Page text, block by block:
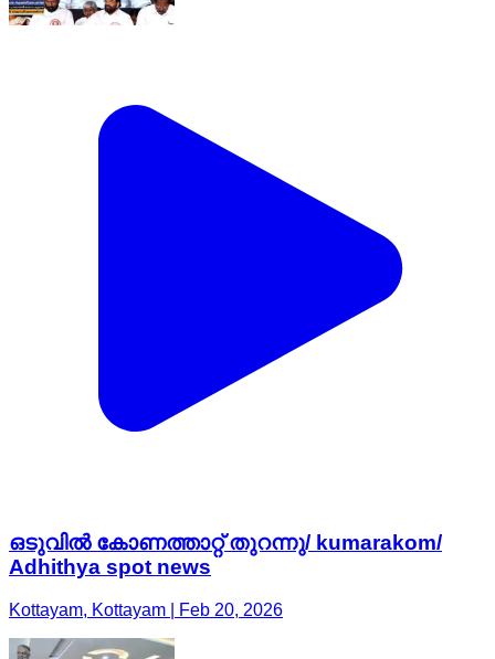
ഒടുവിൽ കോണത്താറ്റ് തുറന്നു/ kumarakom/
Adhithya spot news
Kottayam, Kottayam | Feb 20, 2026